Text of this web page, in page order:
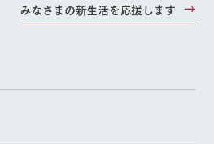
みなさまの新生活を応援します